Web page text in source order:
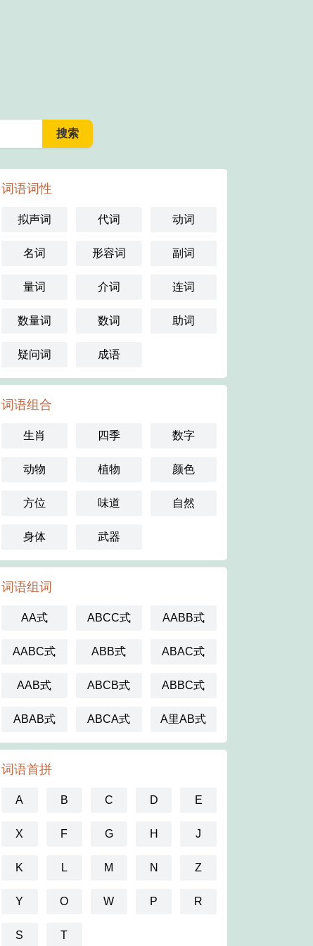
词语词性
拟声词 代词 动词
名词 形容词 副词
量词 介词 连词
数量词 数词 助词
疑问词 成语
词语组合
生肖 四季 数字
动物 植物 颜色
方位 味道 自然
身体 武器
词语组词
AA式 ABCC式 AABB式
AABC式 ABB式 ABAC式
AAB式 ABCB式 ABBC式
ABAB式 ABCA式 A里AB式
词语首拼
A B C D E
X F G H J
K L M N Z
Y O W P R
S T